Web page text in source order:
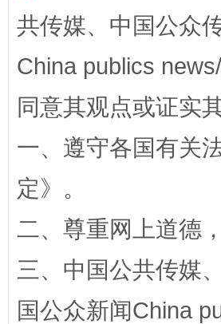
漫山遍野的桃花与雪山、麦地、白藏
共传媒、中国公众
China publics
同意其观点或证实
一、遵守各国有关
定》。
二、尊重网上道德
三、中国公共传媒
国公众新闻China